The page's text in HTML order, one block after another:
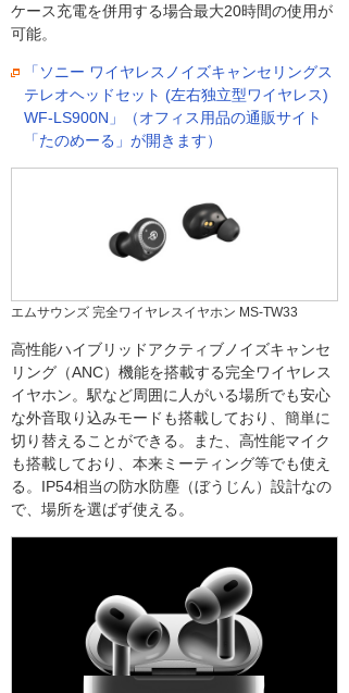
ケース充電を併用する場合最大20時間の使用が
可能。
「ソニー ワイヤレスノイズキャンセリングス
テレオヘッドセット (左右独立型ワイヤレス)
WF-LS900N」（オフィス用品の通販サイト
「たのめーる」が開きます）
エムサウンズ 完全ワイヤレスイヤホン MS-TW33
高性能ハイブリッドアクティブノイズキャンセ
リング（ANC）機能を搭載する完全ワイヤレス
イヤホン。駅など周囲に人がいる場所でも安心
な外音取り込みモードも搭載しており、簡単に
切り替えることができる。また、高性能マイク
も搭載しており、本来ミーティング等でも使え
る。IP54相当の防水防塵（ぼうじん）設計なの
で、場所を選ばず使える。